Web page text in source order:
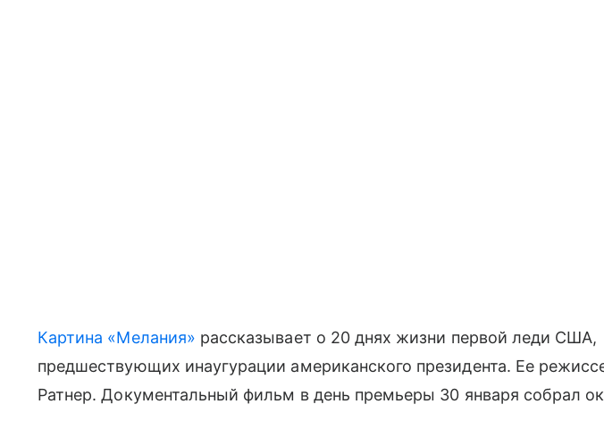
Картина «Мелания» рассказывает о 20 днях жизни первой леди США,
предшествующих инаугурации американского президента. Ее
Ратнер. Документальный фильм в день премьеры 30 января собрал